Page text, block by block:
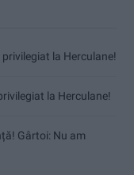
la Herculane!
la Herculane!
Gârtoi: Nu am